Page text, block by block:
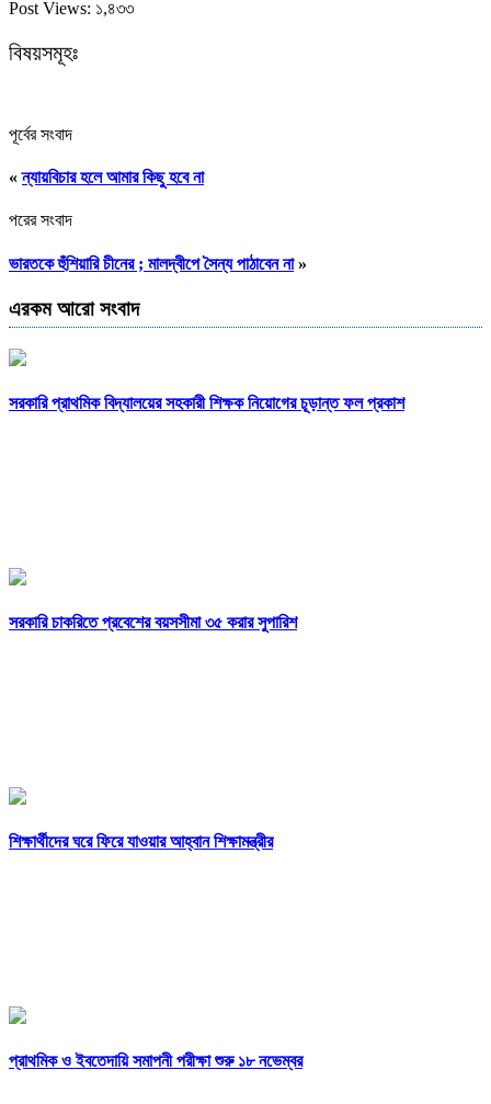
Post Views: ১,৪৩৩
বিষয়সমূহঃ
পূর্বের সংবাদ
«ন্যায়বিচার হলে আমার কিছু হবে না
পরের সংবাদ
ভারতকে হুঁশিয়ারি চীনের ; মালদ্বীপে সৈন্য পাঠাবেন না»
এরকম আরো সংবাদ
সরকারি প্রাথমিক বিদ্যালয়ের সহকারী শিক্ষক নিয়োগের চূড়ান্ত ফল প্রকাশ
সরকারি চাকরিতে প্রবেশের বয়সসীমা ৩৫ করার সুপারিশ
শিক্ষার্থীদের ঘরে ফিরে যাওয়ার আহ্বান শিক্ষামন্ত্রীর
প্রাথমিক ও ইবতেদায়ি সমাপনী পরীক্ষা শুরু ১৮ নভেম্বর